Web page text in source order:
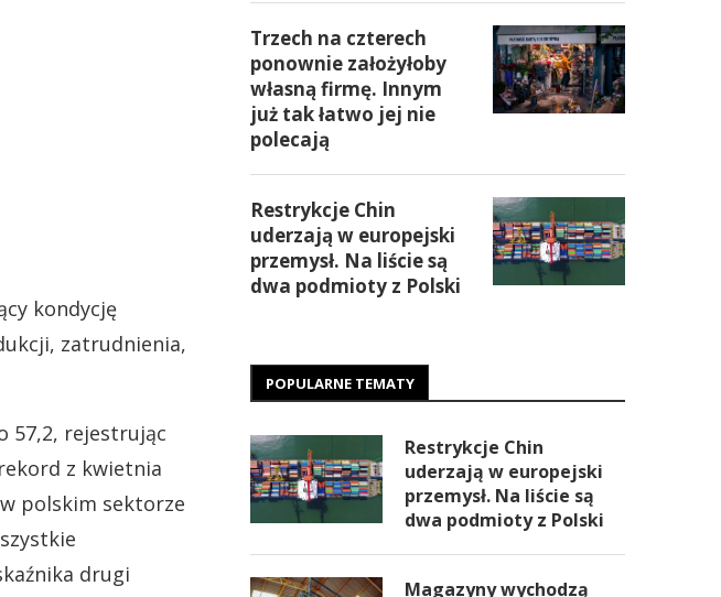
kondycję
zatrudnienia,
57,2, rejestrując
z kwietnia
polskim sektorze
drugi
Trzech na czterech
ponownie założyłoby
własną firmę. Innym
już tak łatwo jej nie
polecają
Restrykcje Chin
uderzają w europejski
przemysł. Na liście są
dwa podmioty z Polski
POPULARNE TEMATY
Restrykcje Chin
uderzają w europejski
przemysł. Na liście są
dwa podmioty z Polski
Magazyny wychodzą